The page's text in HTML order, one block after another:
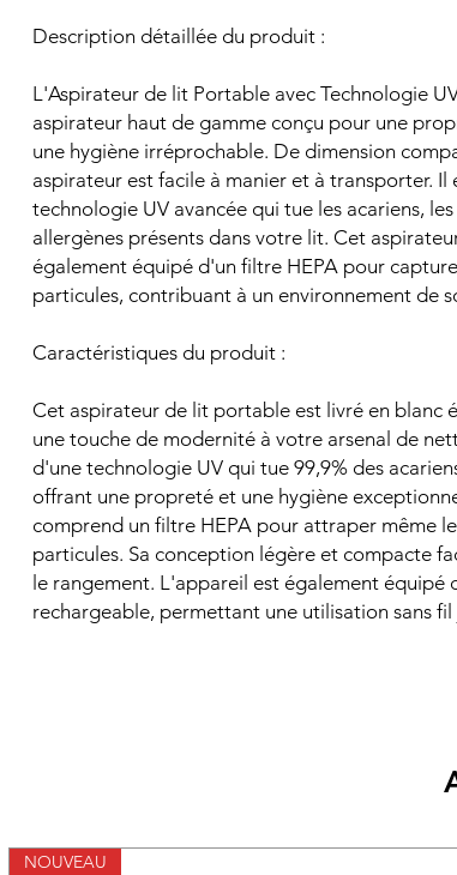
Description détaillée du produit :
L'Aspirateur de lit Portable avec Technologie
aspirateur haut de gamme conçu pour une
une hygiène irréprochable. De dimension
aspirateur est facile à manier et à transporter. Il
technologie UV avancée qui tue les acariens,
allergènes présents dans votre lit. Cet
également équipé d'un filtre HEPA pour
particules, contribuant à un environnement de
Caractéristiques du produit :
Cet aspirateur de lit portable est livré en blanc
une touche de modernité à votre arsenal de
d'une technologie UV qui tue 99,9% des
offrant une propreté et une hygiène
comprend un filtre HEPA pour attraper même
particules. Sa conception légère et compacte
le rangement. L'appareil est également équipé
rechargeable, permettant une utilisation sans fil
NOUVEAU